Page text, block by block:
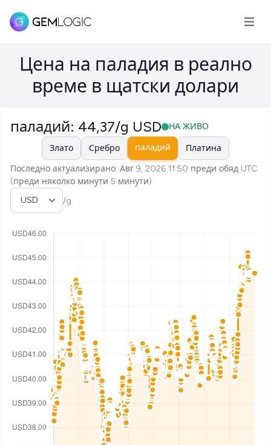
Цена на паладия в реално
време в щатски долари
паладий: 44,37/g USD НА ЖИВО
Злато Сребро паладий
Платина
Последно актуализирано: Авг 9, 2026 11:50 преди обяд UTC
(преди няколко минути 5 минути)
Изберете валута
/g